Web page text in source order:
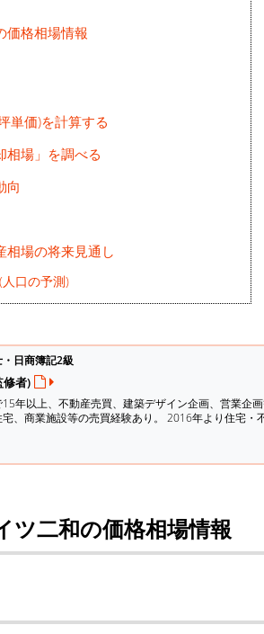
価格相場情報
単価)を計算する
相場」を調べる
向
相場の将来見通し
口の予測)
日商簿記2級
修者)
年以上、不動産売買、建築デザイン企画、営業企
、商業施設等の売買経験あり。 2016年より住宅
ツ二和の価格相場情報